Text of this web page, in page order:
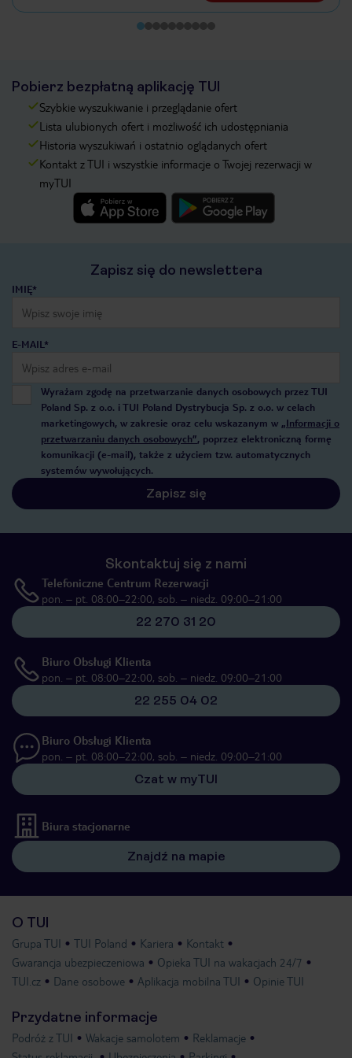
Pobierz bezpłatną aplikację TUI
Szybkie wyszukiwanie i przeglądanie ofert
Lista ulubionych ofert i możliwość ich udostępniania
Historia wyszukiwań i ostatnio oglądanych ofert
Kontakt z TUI i wszystkie informacje o Twojej rezerwacji w
myTUI
Zapisz się do newslettera
IMIĘ*
E-MAIL*
Wyrażam zgodę na przetwarzanie danych osobowych przez TUI
Poland Sp. z o.o. i TUI Poland Dystrybucja Sp. z o.o. w celach
marketingowych, w zakresie oraz celu wskazanym w „Informacji o
przetwarzaniu danych osobowych”, poprzez elektroniczną formę
komunikacji (e-mail), także z użyciem tzw. automatycznych
systemów wywołujących.
Zapisz się
Skontaktuj się z nami
Telefoniczne Centrum Rezerwacji
pon. – pt. 08:00–22:00, sob. – niedz. 09:00–21:00
22 270 31 20
Biuro Obsługi Klienta
pon. – pt. 08:00–22:00, sob. – niedz. 09:00–21:00
22 255 04 02
Biuro Obsługi Klienta
pon. – pt. 08:00–22:00, sob. – niedz. 09:00–21:00
Czat w myTUI
Biura stacjonarne
Znajdź na mapie
O TUI
Grupa TUI TUI Poland Kariera
Kontakt
Gwarancja ubezpieczeniowa
Opieka TUI na wakacjach 24/7
TUI.cz
Dane osobowe Aplikacja mobilna TUI Opinie TUI
Przydatne informacje
Podróż z TUI Wakacje samolotem
Reklamacje